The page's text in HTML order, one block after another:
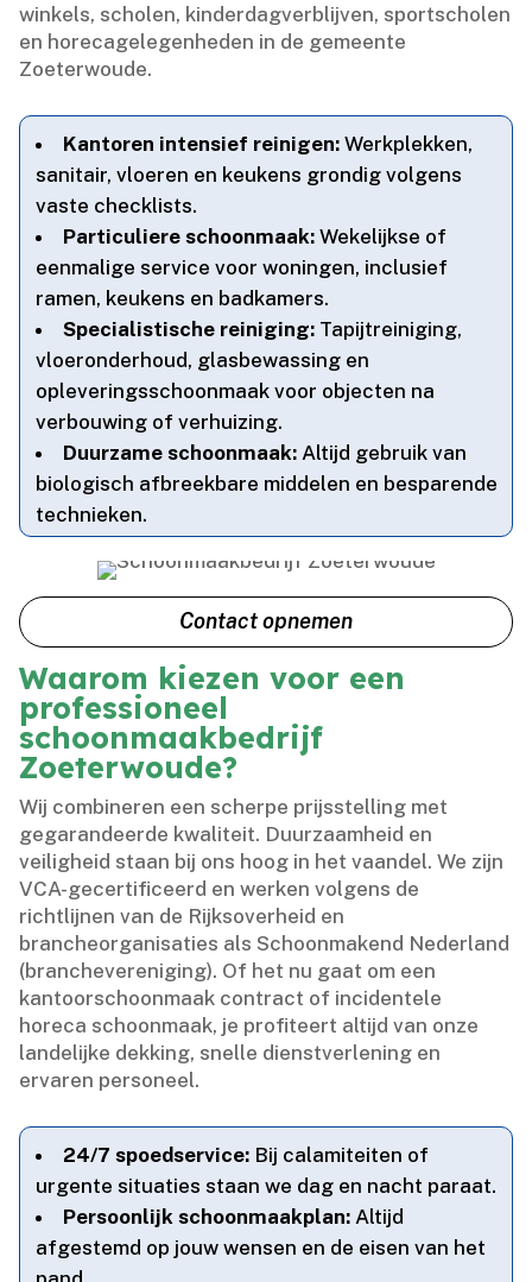
winkels, scholen, kinderdagverblijven, sportscholen
en horecagelegenheden in de gemeente
Zoeterwoude.​
Kantoren intensief reinigen: Werkplekken,
sanitair, vloeren en keukens grondig volgens
vaste checklists.​
Particuliere schoonmaak: Wekelijkse of
eenmalige service voor woningen, inclusief
ramen, keukens en badkamers.​
Specialistische reiniging: Tapijtreiniging,
vloeronderhoud, glasbewassing en
opleveringsschoonmaak voor objecten na
verbouwing of verhuizing.​
Duurzame schoonmaak: Altijd gebruik van
biologisch afbreekbare middelen en besparende
technieken.​
Contact opnemen
Waarom kiezen voor een
professioneel
schoonmaakbedrijf
Zoeterwoude?
Wij combineren een scherpe prijsstelling met
gegarandeerde kwaliteit.​ Duurzaamheid en
veiligheid staan bij ons hoog in het vaandel.​ We zijn
VCA-gecertificeerd en werken volgens de
richtlijnen van de Rijksoverheid en
brancheorganisaties als Schoonmakend Nederland
(branchevereniging).​ Of het nu gaat om een
kantoorschoonmaak contract of incidentele
horeca schoonmaak, je profiteert altijd van onze
landelijke dekking, snelle dienstverlening en
ervaren personeel.​
24/7 spoedservice: Bij calamiteiten of
urgente situaties staan we dag en nacht paraat.​
Persoonlijk schoonmaakplan: Altijd
afgestemd op jouw wensen en de eisen van het